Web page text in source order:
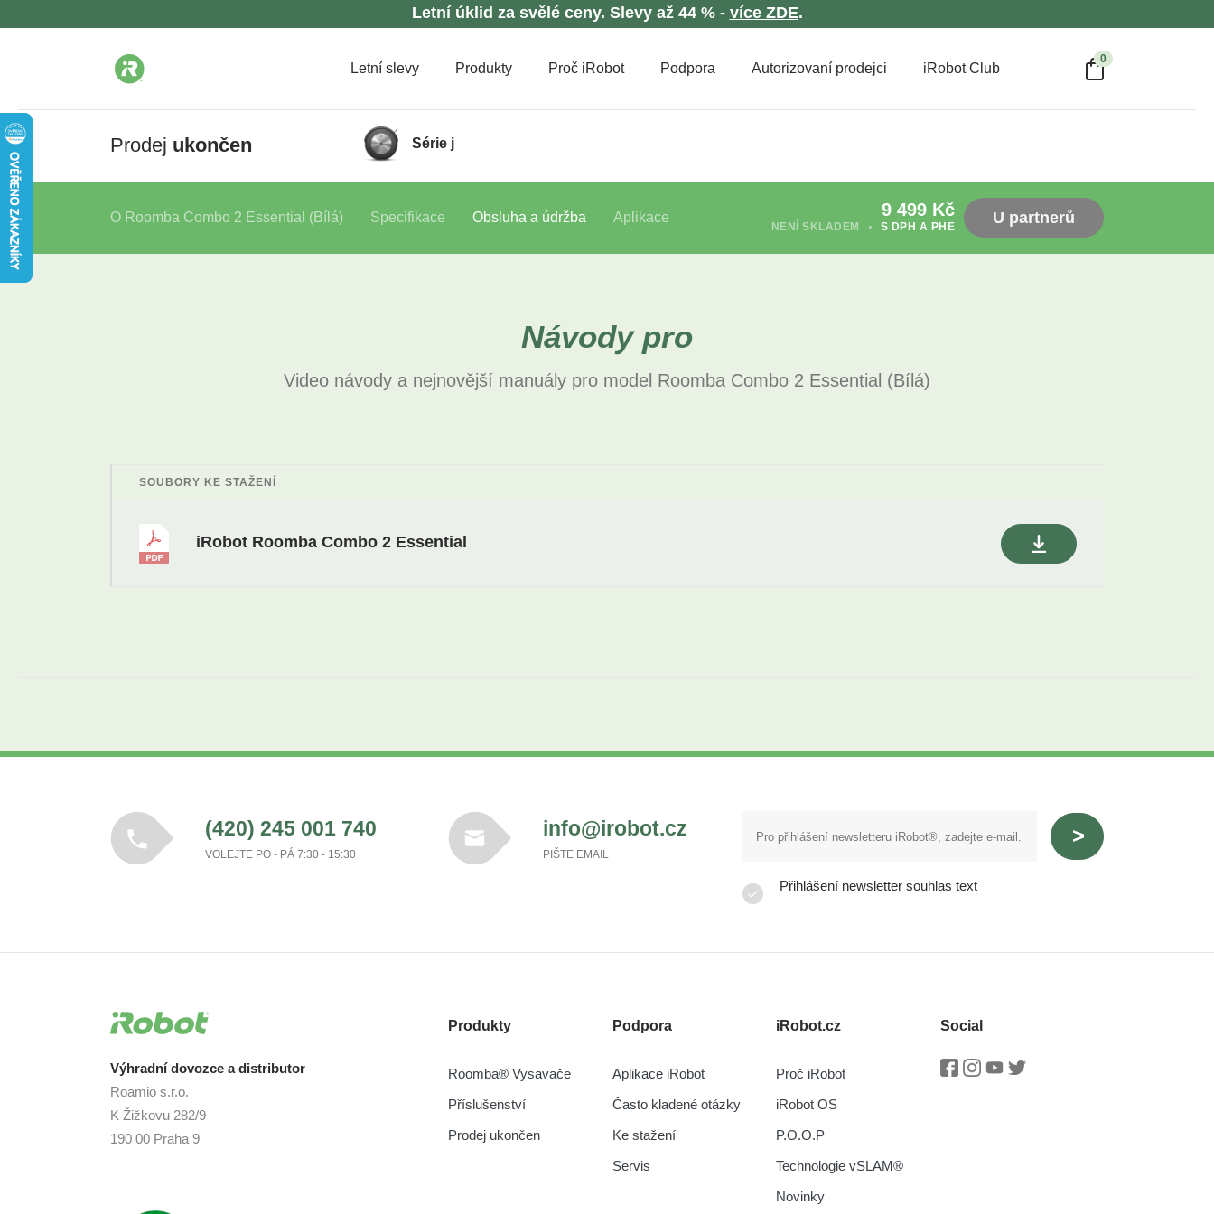
Letní úklid za svělé ceny. Slevy až 44 % - více ZDE.
Letní slevy Produkty Proč iRobot Podpora Autorizovaní prodejci iRobot Club
0
Prodej ukončen Série j
O Roomba Combo 2 Essential (Bílá) Specifikace Obsluha a údržba Aplikace 9 499 Kč
S DPH A PHE
NENÍ SKLADEM U partnerů
Návody pro
Video návody a nejnovější manuály pro model Roomba Combo 2 Essential (Bílá)
SOUBORY KE STAŽENÍ
iRobot Roomba Combo 2 Essential
(420) 245 001 740
VOLEJTE PO - PÁ 7:30 - 15:30
info@irobot.cz
PIŠTE EMAIL
Přihlášení newsletter souhlas text
Výhradní dovozce a distributor
Roamio s.r.o.
K Žižkovu 282/9
190 00 Praha 9
Produkty
Roomba® Vysavače
Příslušenství
Prodej ukončen
Podpora
Aplikace iRobot
Často kladené otázky
Ke stažení
Servis
iRobot.cz
Proč iRobot
iRobot OS
P.O.O.P
Technologie vSLAM®
Novinky
Social
Facebook
Instagram
Youtube